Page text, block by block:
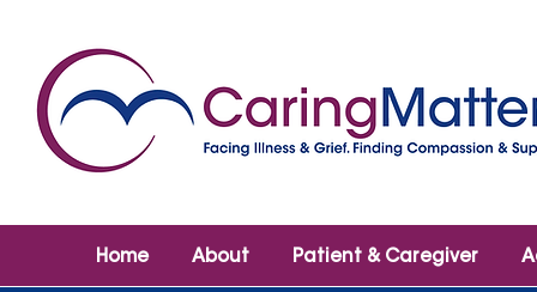
Home About Patient & Caregiver